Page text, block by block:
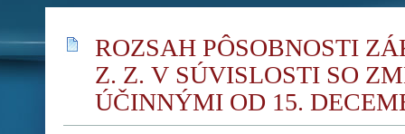
ROZSAH PÔSOBNOSTI
Z. Z. V SÚVISLOSTI SO
ÚČINNÝMI OD 15.